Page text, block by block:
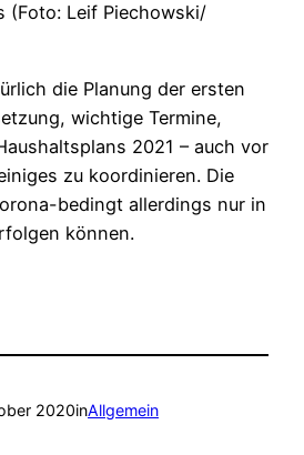
(Foto: Leif Piechowski/
die Planung der ersten
wichtige Termine,
2021 – auch vor
zu koordinieren. Die
bedingt allerdings nur in
können.
2020inAllgemein